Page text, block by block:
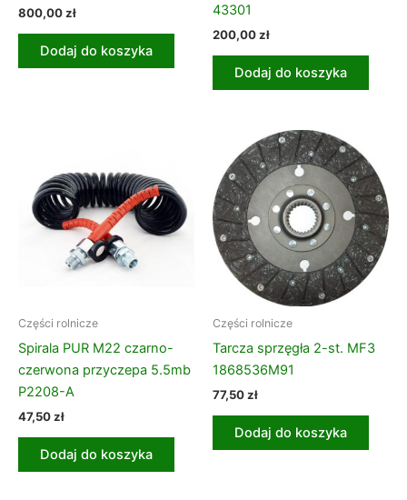
800,00zł
Dodaj do koszyka
43301
200,00zł
Dodaj do koszyka
Części rolnicze
Spirala PUR M22 czarno-
czerwona przyczepa 5.5mb
P2208-A
47,50zł
Dodaj do koszyka
Części rolnicze
Tarcza sprzęgła 2-st. MF3
1868536M91
77,50zł
Dodaj do koszyka